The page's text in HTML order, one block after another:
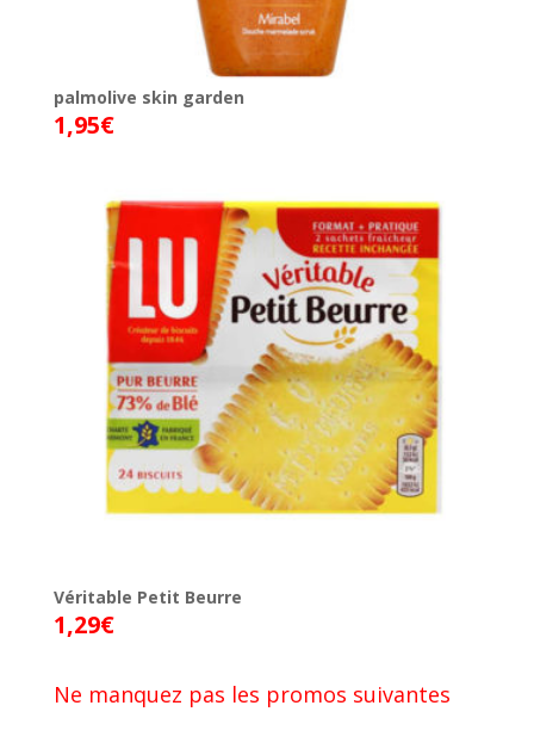
palmolive skin garden
1,95€
Véritable Petit Beurre
1,29€
Ne manquez pas les promos suivantes